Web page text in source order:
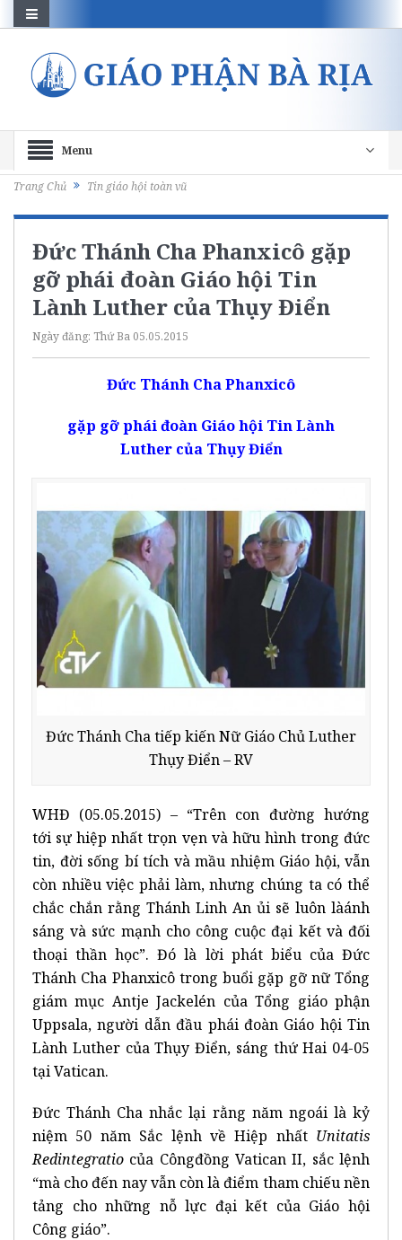
Menu
Trang Chủ Tin giáo hội toàn vũ
Đức Thánh Cha Phanxicô gặp
gỡ phái đoàn Giáo hội Tin
Lành Luther của Thụy Điển
Ngày đăng: Thứ Ba 05.05.2015
Đức Thánh Cha Phanxicô
gặp gỡphái đoàn Giáohội Tin Lành
Luther của Thụy Điển
Đức Thánh Cha tiếp kiến Nữ Giáo Chủ Luther
Thụy Điển – RV
WHĐ (05.05.2015) – “Trên con đường hướng
tới sự hiệp nhất trọn vẹn và hữu hình trong đức
tin, đời sống bí tích và mầu nhiệm Giáo hội, vẫn
còn nhiều việc phải làm, nhưng chúng ta có thể
chắc chắn rằng Thánh Linh An ủi sẽ luôn làánh
sáng và sức mạnh cho công cuộc đại kết và đối
thoại thần học”. Đó là lời phát biểu của Đức
Thánh Cha Phanxicô trong buổi gặp gỡ nữ Tổng
giám mục Antje Jackelén của Tổng giáo phận
Uppsala, người dẫn đầu phái đoàn Giáo hội Tin
Lành Luther của Thụy Điển, sáng thứ Hai 04-05
tại Vatican.
Đức Thánh Cha nhắc lại rằng năm ngoái là kỷ
niệm 50 năm Sắc lệnh về Hiệp nhất Unitatis
Redintegratio của Côngđồng Vatican II, sắc lệnh
“mà cho đến nay vẫn còn là điểm tham chiếu nền
tảng cho những nỗ lực đại kết của Giáo hội
Công giáo”.